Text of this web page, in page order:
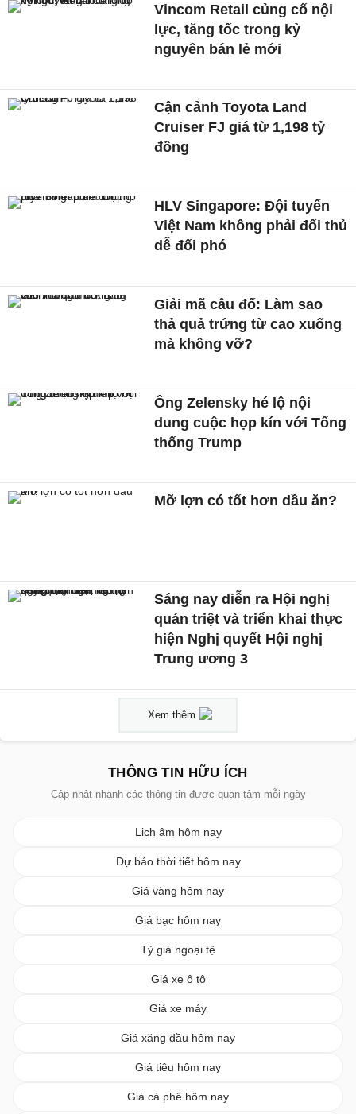
Vincom Retail củng cố nội
lực, tăng tốc trong kỷ
nguyên bán lẻ mới
Cận cảnh Toyota Land
Cruiser FJ giá từ 1,198 tỷ
đồng
HLV Singapore: Đội tuyển
Việt Nam không phải đối thủ
dễ đối phó
Giải mã câu đố: Làm sao
thả quả trứng từ cao xuống
mà không vỡ?
Ông Zelensky hé lộ nội
dung cuộc họp kín với Tổng
thống Trump
Mỡ lợn có tốt hơn dầu ăn?
Sáng nay diễn ra Hội nghị
quán triệt và triển khai thực
hiện Nghị quyết Hội nghị
Trung ương 3
Xem thêm
THÔNG TIN HỮU ÍCH
Cập nhật nhanh các thông tin được quan tâm mỗi ngày
Lịch âm hôm nay
Dự báo thời tiết hôm nay
Giá vàng hôm nay
Giá bạc hôm nay
Tỷ giá ngoại tệ
Giá xe ô tô
Giá xe máy
Giá xăng dầu hôm nay
Giá tiêu hôm nay
Giá cà phê hôm nay